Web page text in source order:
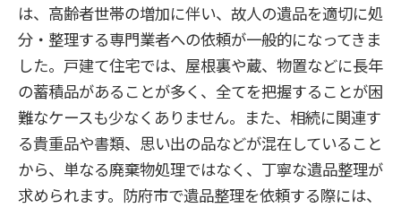
は、高齢者世帯の増加に伴い、故人の遺品を適切に処
分・整理する専門業者への依頼が一般的になってきま
した。戸建て住宅では、屋根裏や蔵、物置などに長年
の蓄積品があることが多く、全てを把握することが困
難なケースも少なくありません。また、相続に関連す
る貴重品や書類、思い出の品などが混在していること
から、単なる廃棄物処理ではなく、丁寧な遺品整理が
求められます。防府市で遺品整理を依頼する際には、